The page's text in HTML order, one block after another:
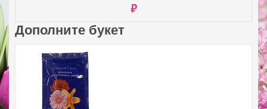
₽
Дополните букет